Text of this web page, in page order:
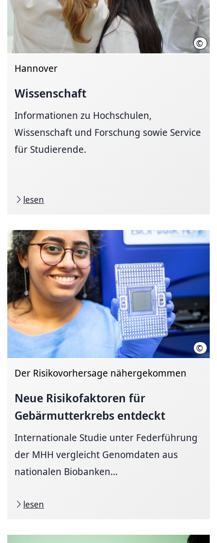
©
Hannover
Wissenschaft
Informationen zu Hochschulen,
Wissenschaft und Forschung sowie Service
für Studierende.
lesen
©
Der Risikovorhersage nähergekommen
Neue Risiko­faktoren für
Gebärmutter­krebs entdeckt
Internationale Studie unter Federführung
der MHH vergleicht Genomdaten aus
nationalen Biobanken...
lesen